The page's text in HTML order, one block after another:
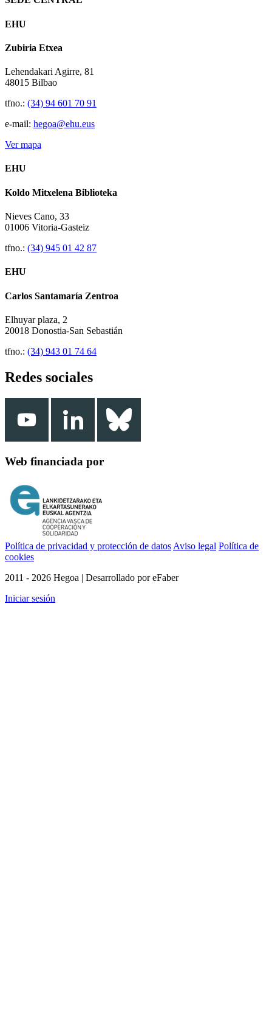
EHU
Zubiria Etxea
Lehendakari Agirre, 81
48015 Bilbao
tfno.: (34) 94 601 70 91
e-mail: hegoa@ehu.eus
Ver mapa
EHU
Koldo Mitxelena Biblioteka
Nieves Cano, 33
01006 Vitoria-Gasteiz
tfno.: (34) 945 01 42 87
EHU
Carlos Santamaría Zentroa
Elhuyar plaza, 2
20018 Donostia-San Sebastián
tfno.: (34) 943 01 74 64
Redes sociales
Web financiada por
Política de privacidad y protección de datos Aviso legal Política de
cookies
2011 - 2026 Hegoa | Desarrollado por eFaber
Iniciar sesión